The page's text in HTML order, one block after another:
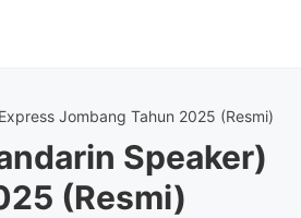
Jombang Tahun 2025 (Resmi)
Speaker)
(Resmi)